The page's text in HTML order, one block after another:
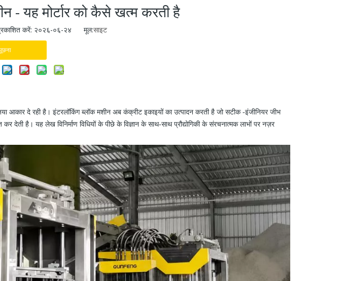
- यह मोर्टार को कैसे खत्म करती है
करें: २०२६-०६-२४ मूल:साइट
नया आकार दे रही है। इंटरलॉकिंग ब्लॉक मशीन अब कंक्रीट इकाइयों का उत्पादन करती है जो सटीक -इंजीनियर जीभ
कर देती है। यह लेख विनिर्माण विधियों के पीछे के विज्ञान के साथ-साथ प्रौद्योगिकी के संरचनात्मक लाभों पर नज़र